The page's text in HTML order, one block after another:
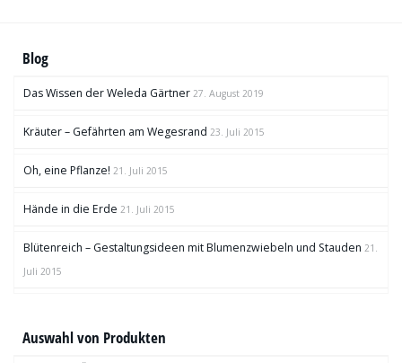
Blog
Das Wissen der Weleda Gärtner 27. August 2019
Kräuter – Gefährten am Wegesrand 23. Juli 2015
Oh, eine Pflanze! 21. Juli 2015
Hände in die Erde 21. Juli 2015
Blütenreich – Gestaltungsideen mit Blumenzwiebeln und Stauden 21.
Juli 2015
Auswahl von Produkten